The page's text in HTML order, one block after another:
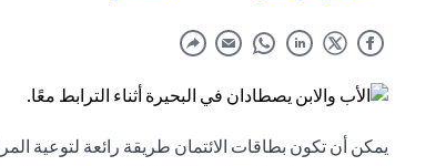
يمكن أن تكون بطاقات الائتمان طريقة رائعة لتوعية